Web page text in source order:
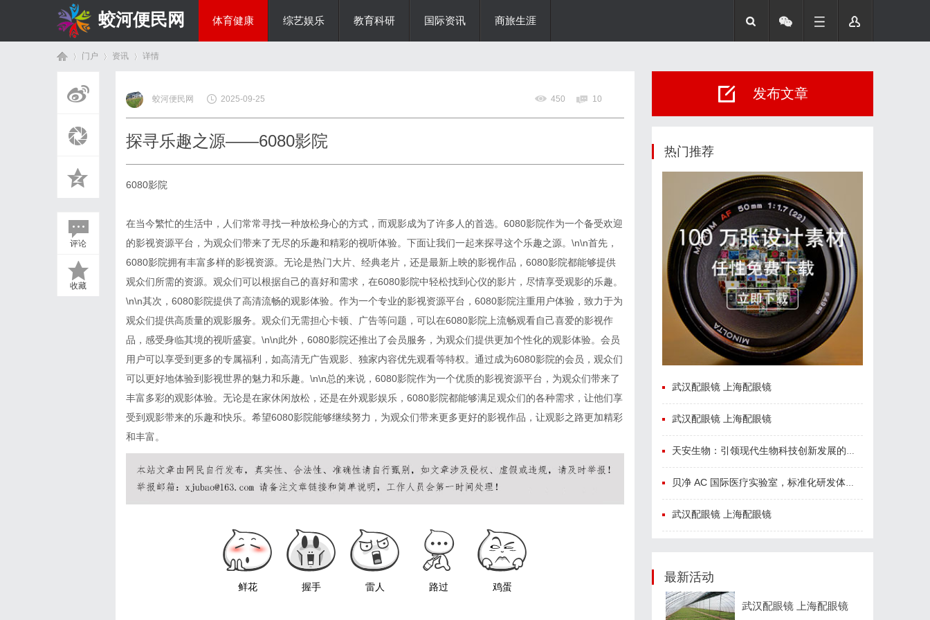
蛟河便民网 体育健康 综艺娱乐 教育科研 国际资讯 商旅生涯
门户 资讯
›
详情
评论
收藏
蛟河便民网 2025-09-25 450 10
探寻乐趣之源——6080影院
6080影院
在当今繁忙的生活中，人们常常寻找一种放松身心的方式，而观影成为了许多人的首选。6080影院作为一个备受欢迎
的影视资源平台，为观众们带来了无尽的乐趣和精彩的视听体验。下面让我们一起来探寻这个乐趣之源。\n\n首先，
6080影院拥有丰富多样的影视资源。无论是热门大片、经典老片，还是最新上映的影视作品，6080影院都能够提供
观众们所需的资源。观众们可以根据自己的喜好和需求，在6080影院中轻松找到心仪的影片，尽情享受观影的乐趣。
\n\n其次，6080影院提供了高清流畅的观影体验。作为一个专业的影视资源平台，6080影院注重用户体验，致力于为
观众们提供高质量的观影服务。观众们无需担心卡顿、广告等问题，可以在6080影院上流畅观看自己喜爱的影视作
品，感受身临其境的视听盛宴。\n\n此外，6080影院还推出了会员服务，为观众们提供更加个性化的观影体验。会员
用户可以享受到更多的专属福利，如高清无广告观影、独家内容优先观看等特权。通过成为6080影院的会员，观众们
可以更好地体验到影视世界的魅力和乐趣。\n\n总的来说，6080影院作为一个优质的影视资源平台，为观众们带来了
丰富多彩的观影体验。无论是在家休闲放松，还是在外观影娱乐，6080影院都能够满足观众们的各种需求，让他们享
受到观影带来的乐趣和快乐。希望6080影院能够继续努力，为观众们带来更多更好的影视作品，让观影之路更加精彩
和丰富。
鲜花 握手 雷人 路过 鸡蛋
发布文章
热门推荐
武汉配眼镜 上海配眼镜
武汉配眼镜 上海配眼镜
天安生物：引领现代生物科技创新发展的先锋企业
贝净 AC 国际医疗实验室，标准化研发体系全解析
武汉配眼镜 上海配眼镜
最新活动
武汉配眼镜 上海配眼镜